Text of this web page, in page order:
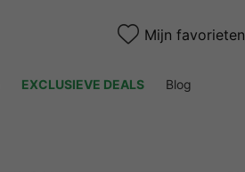
Mijn favorieten
EXCLUSIEVE DEALS Blog